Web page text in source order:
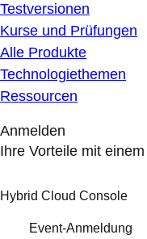
Testversionen
Kurse und Prüfungen
Alle Produkte
Technologiethemen
Ressourcen
Anmelden
Ihre Vorteile mit
Hybrid Cloud Console
Event-Anmeldung